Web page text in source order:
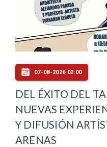
07-08-2026 02:00
DEL ÉXITO DEL
NUEVAS
Y DIFUSIÓN
ARENAS